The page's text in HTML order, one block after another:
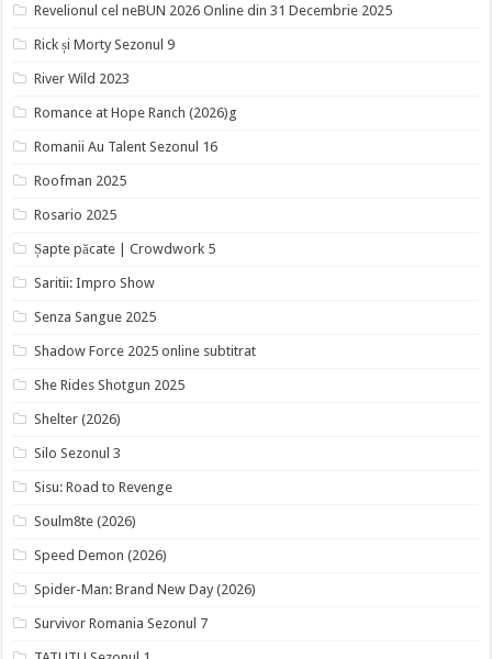
Revelionul cel neBUN 2026 Online din 31 Decembrie 2025
Rick și Morty Sezonul 9
River Wild 2023
Romance at Hope Ranch (2026)g
Romanii Au Talent Sezonul 16
Roofman 2025
Rosario 2025
Șapte păcate | Crowdwork 5
Saritii: Impro Show
Senza Sangue 2025
Shadow Force 2025 online subtitrat
She Rides Shotgun 2025
Shelter (2026)
Silo Sezonul 3
Sisu: Road to Revenge
Soulm8te (2026)
Speed Demon (2026)
Spider-Man: Brand New Day (2026)
Survivor Romania Sezonul 7